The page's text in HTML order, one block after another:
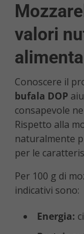
valori
Conoscere il
bufala DOP
consapevole
Rispetto alla
naturalmente
per le
Per 100 g di
indicativi sono:
Energia: